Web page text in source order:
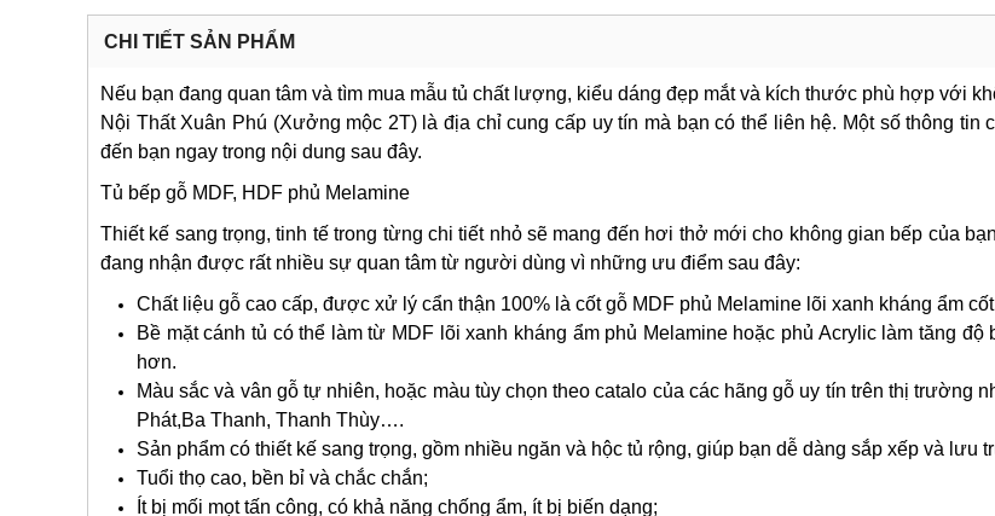
CHI TIẾT SẢN PHẨM
Nếu bạn đang quan tâm và tìm mua mẫu tủ chất lượng, kiểu dáng đẹp mắt và kích thước phù hợp với
Nội Thất Xuân Phú (Xưởng mộc 2T) là địa chỉ cung cấp uy tín mà bạn có thể liên hệ. Một số thông tin
đến bạn ngay trong nội dung sau đây.
Tủ bếp gỗ MDF, HDF phủ Melamine
Thiết kế sang trọng, tinh tế trong từng chi tiết nhỏ sẽ mang đến hơi thở mới cho không gian bếp của
đang nhận được rất nhiều sự quan tâm từ người dùng vì những ưu điểm sau đây:
Chất liệu gỗ cao cấp, được xử lý cẩn thận 100% là cốt gỗ MDF phủ Melamine lõi xanh kháng ẩm
Bề mặt cánh tủ có thể làm từ MDF lõi xanh kháng ẩm phủ Melamine hoặc phủ Acrylic làm tăng độ
hơn.
Màu sắc và vân gỗ tự nhiên, hoặc màu tùy chọn theo catalo của các hãng gỗ uy tín trên thị trường
Phát,Ba Thanh, Thanh Thùy….
Sản phẩm có thiết kế sang trọng, gồm nhiều ngăn và hộc tủ rộng, giúp bạn dễ dàng sắp xếp và lưu
Tuổi thọ cao, bền bỉ và chắc chắn;
Ít bị mối mọt tấn công, có khả năng chống ẩm, ít bị biến dạng;